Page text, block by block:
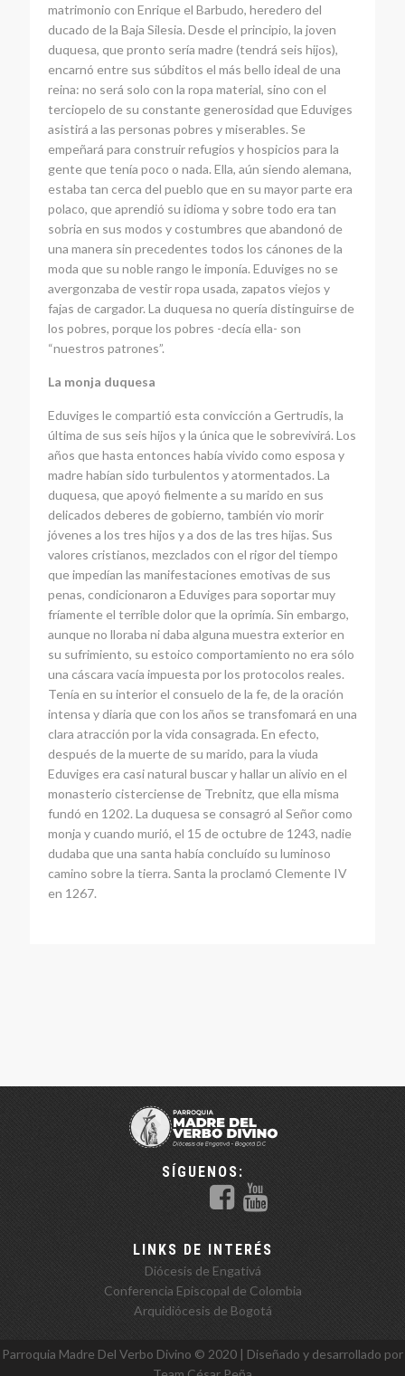
matrimonio con Enrique el Barbudo, heredero del
ducado de la Baja Silesia. Desde el principio, la joven
duquesa, que pronto sería madre (tendrá seis hijos),
encarnó entre sus súbditos el más bello ideal de una
reina: no será solo con la ropa material, sino con el
terciopelo de su constante generosidad que Eduviges
asistirá a las personas pobres y miserables. Se
empeñará para construir refugios y hospicios para la
gente que tenía poco o nada. Ella, aún siendo alemana,
estaba tan cerca del pueblo que en su mayor parte era
polaco, que aprendió su idioma y sobre todo era tan
sobria en sus modos y costumbres que abandonó de
una manera sin precedentes todos los cánones de la
moda que su noble rango le imponía. Eduviges no se
avergonzaba de vestir ropa usada, zapatos viejos y
fajas de cargador. La duquesa no quería distinguirse de
los pobres, porque los pobres -decía ella- son
“nuestros patrones”.
La monja duquesa
Eduviges le compartió esta convicción a Gertrudis, la
última de sus seis hijos y la única que le sobrevivirá. Los
años que hasta entonces había vivido como esposa y
madre habían sido turbulentos y atormentados. La
duquesa, que apoyó fielmente a su marido en sus
delicados deberes de gobierno, también vio morir
jóvenes a los tres hijos y a dos de las tres hijas. Sus
valores cristianos, mezclados con el rigor del tiempo
que impedían las manifestaciones emotivas de sus
penas, condicionaron a Eduviges para soportar muy
fríamente el terrible dolor que la oprimía. Sin embargo,
aunque no lloraba ni daba alguna muestra exterior en
su sufrimiento, su estoico comportamiento no era sólo
una cáscara vacía impuesta por los protocolos reales.
Tenía en su interior el consuelo de la fe, de la oración
intensa y diaria que con los años se transfomará en una
clara atracción por la vida consagrada. En efecto,
después de la muerte de su marido, para la viuda
Eduviges era casi natural buscar y hallar un alivio en el
monasterio cisterciense de Trebnitz, que ella misma
fundó en 1202. La duquesa se consagró al Señor como
monja y cuando murió, el 15 de octubre de 1243, nadie
dudaba que una santa había concluído su luminoso
camino sobre la tierra. Santa la proclamó Clemente IV
en 1267.
SÍGUENOS:
LINKS DE INTERÉS
Diócesis de Engativá
Conferencia Episcopal de Colombia
Arquidiócesis de Bogotá
Parroquia Madre Del Verbo Divino ©️ 2020 | Diseñado y desarrollado por